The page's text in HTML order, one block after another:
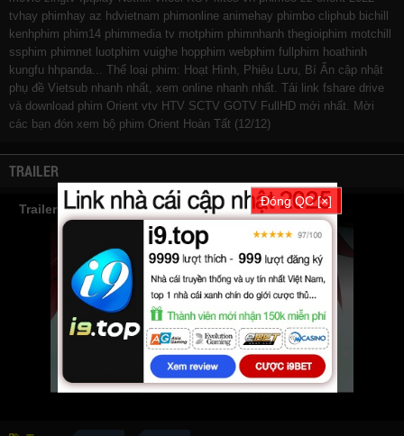
tvhay phimhay az hdvietnam phimonline animehay phimbo cliphub bichill
kenhphim phim14 phimmedia tv motphim phimnhanh thegioiphim motchill
ssphim phimnet luotphim vuighe hopphim webphim fullphim hoathinh
kungfu hhpanda ... Thể loại phim: Hoạt Hình, Phiêu Lưu, Bí Ẩn cập nhật
phụ đề Vietsub nhanh nhất, xem online nhanh nhất. Tải link fshare drive
và download phim Orient vtv HTV SCTV GOTV FullHD mới nhất. Mời
các bạn đón xem bộ phim Orient Hoàn Tất (12/12)
TRAILER
Trailer Phim Orient
Đóng QC [×]